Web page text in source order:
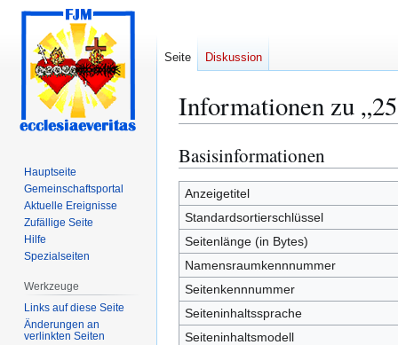
Informationen zu
Zur
Navigation
springen
Zur
Suche
springen
Basisinformationen
Anzeigetitel
Standardsortierschlüssel
Seitenlänge (in Bytes)
Namensraumkennnummer
Seitenkennnummer
Seiteninhaltssprache
Seiteninhaltsmodell
Seite Diskussion
Hauptseite
Gemeinschafts­portal
Aktuelle Ereignisse
Zufällige Seite
Hilfe
Spezialseiten
Werkzeuge
Links auf diese Seite
Änderungen an
verlinkten Seiten